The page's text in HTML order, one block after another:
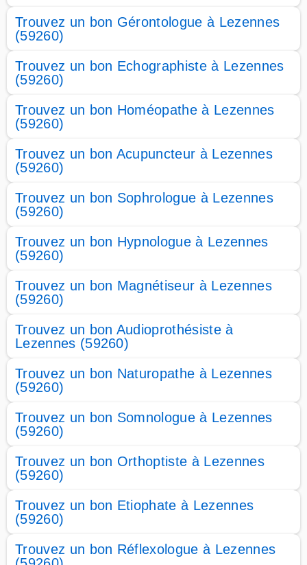
Trouvez un bon Gérontologue à Lezennes
(59260)
Trouvez un bon Echographiste à Lezennes
(59260)
Trouvez un bon Homéopathe à Lezennes
(59260)
Trouvez un bon Acupuncteur à Lezennes
(59260)
Trouvez un bon Sophrologue à Lezennes
(59260)
Trouvez un bon Hypnologue à Lezennes
(59260)
Trouvez un bon Magnétiseur à Lezennes
(59260)
Trouvez un bon Audioprothésiste à
Lezennes (59260)
Trouvez un bon Naturopathe à Lezennes
(59260)
Trouvez un bon Somnologue à Lezennes
(59260)
Trouvez un bon Orthoptiste à Lezennes
(59260)
Trouvez un bon Etiophate à Lezennes
(59260)
Trouvez un bon Réflexologue à Lezennes